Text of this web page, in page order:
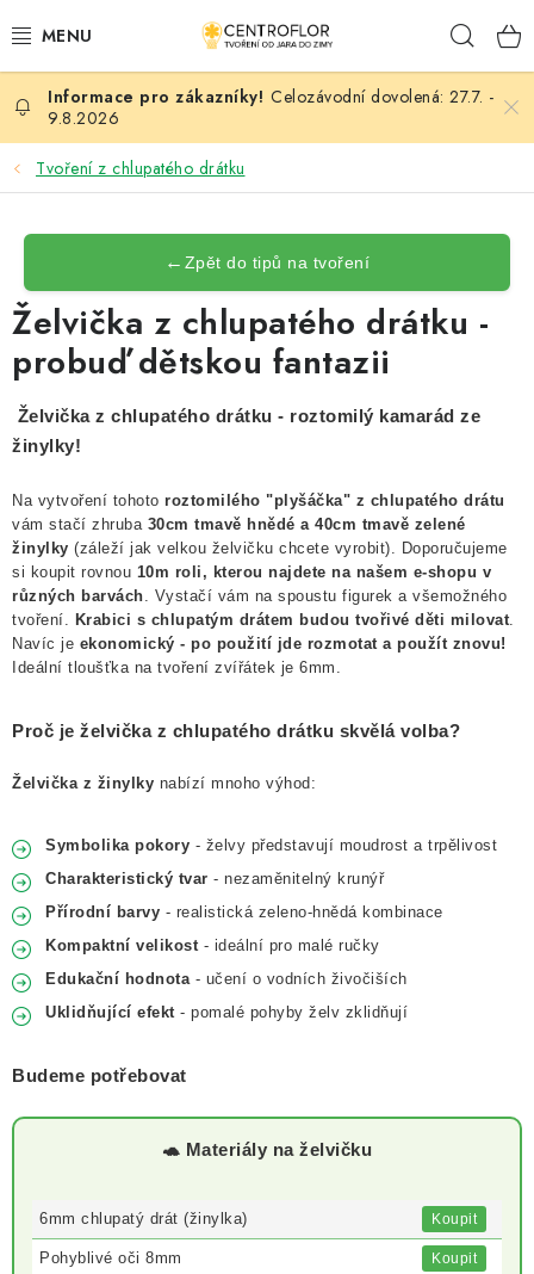
na
SEZÓNNÍ TVOŘENÍ
DŘEVĚNÉ VÝROBKY
PLACKY A MAGNETKY
VŠE PRO TVOŘENÍ
KVĚTINY A LISTY
NOVINKY
TIPY NA TVOŘENÍ
Dopravné Kontaktujte nás
O nás - kdo jsme?
Podmínky ochrany osobních údajů
Jak získat lepší ceny?
Moje objednávka
Celozávodní dovolená: 27.7. -
9.8.2026
Tvoření z chlupatého drátku
← Zpět do tipů na tvoření
Želvička z chlupatého drátku -
probuď dětskou fantazii
Želvička z chlupatého drátku - roztomilý kamarád ze
žinylky!
Na vytvoření tohoto roztomilého "plyšáčka" z chlupatého drátu
vám stačí zhruba 30cm tmavě hnědé a 40cm tmavě zelené
žinylky (záleží jak velkou želvičku chcete vyrobit). Doporučujeme
si koupit rovnou 10m roli, kterou najdete na našem e-shopu v
různých barvách. Vystačí vám na spoustu figurek a všemožného
tvoření. Krabici s chlupatým drátem budou tvořivé děti milovat.
Navíc je ekonomický - po použití jde rozmotat a použít znovu!
Ideální tloušťka na tvoření zvířátek je 6mm.
Proč je želvička z chlupatého drátku skvělá volba?
Želvička z žinylky nabízí mnoho výhod:
Symbolika pokory - želvy představují moudrost a trpělivost
Charakteristický tvar - nezaměnitelný krunýř
Přírodní barvy - realistická zeleno-hnědá kombinace
Kompaktní velikost- ideální pro malé ručky
Edukační hodnota- učení o vodních živočiších
Uklidňující efekt- pomalé pohyby želv zklidňují
Budeme potřebovat
🐢 Materiály na želvičku
6mm chlupatý drát (žinylka) Koupit
Pohyblivé oči 8mm Koupit